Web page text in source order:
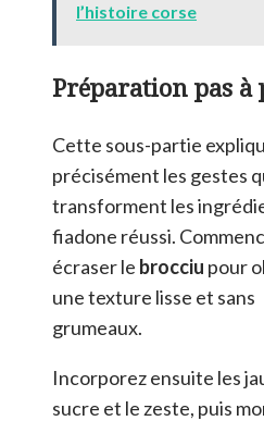
l’histoire corse
Préparation pas à
Cette sous-partie
précisément les gestes
transforment les
fiadone réussi.
écraser le brocciu pour
une texture lisse et sans
grumeaux.
Incorporez ensuite les
sucre et le zeste, puis